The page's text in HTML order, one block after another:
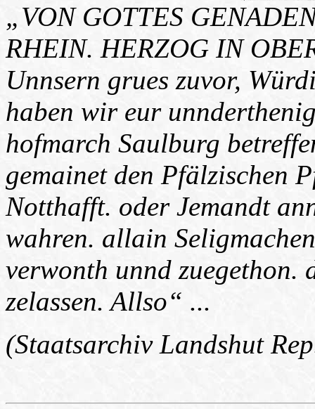
„VON GOTTES
RHEIN. HERZOG IN
Unnsern grues zuvor,
haben wir eur
hofmarch Saulburg
gemainet den Pfälzischen
Notthafft. oder Jemandt
wahren. allain
verwonth unnd zuegethon.
zelassen. Allso“ ...
(Staatsarchiv Landshut